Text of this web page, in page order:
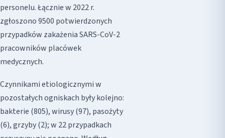
personelu. Łącznie w 2022 r.
zgłoszono 9500 potwierdzonych
przypadków zakażenia SARS-CoV-2
pracowników placówek
medycznych.
Czynnikami etiologicznymi w
pozostałych ogniskach były kolejno:
bakterie (805), wirusy (97), pasożyty
(6), grzyby (2); w 22 przypadkach